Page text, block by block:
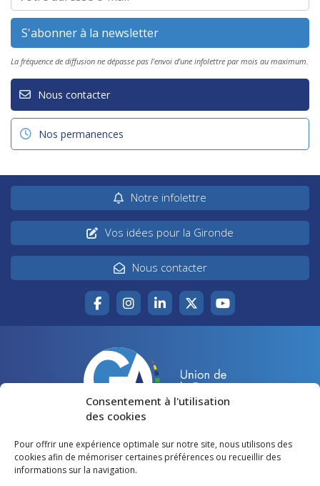
Consentement à l'utilisation
des cookies
Pour offrir une expérience optimale sur notre site, nous utilisons des
cookies afin de mémoriser certaines préférences ou recueillir des
informations sur la navigation.
La fréquence de diffusion ne dépasse pas l'envoi d'une infolettre par mois au maximum.
Nous contacter
Nos permanences
Notre infolettre
Vos idées pour la Gironde
Nous contacter
Accueil
Votre canton
Agir pour la Gironde